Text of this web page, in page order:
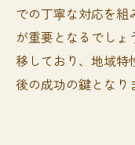
での丁寧な対応を
が重要となるでし
移しており、地域
後の成功の鍵となり